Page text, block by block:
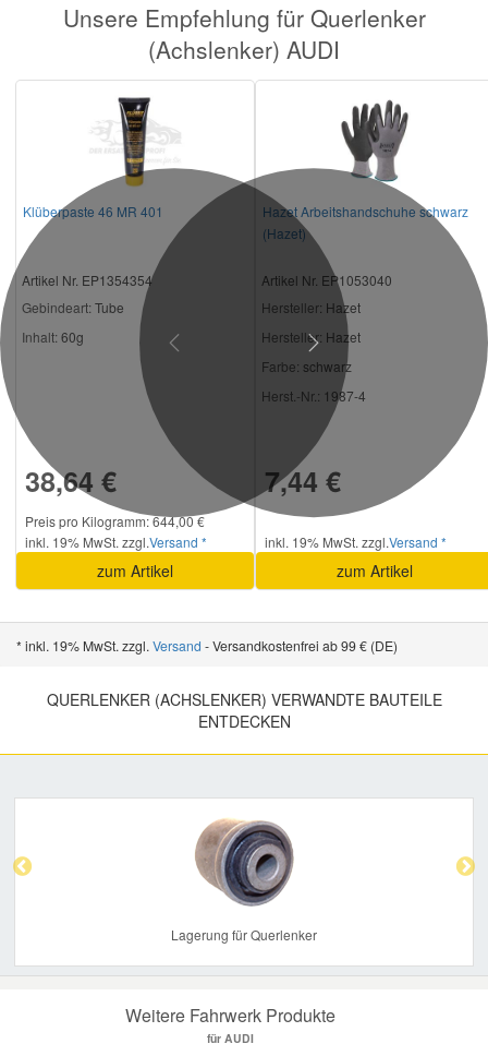
Unsere Empfehlung für Querlenker
(Achslenker) AUDI
Klüberpaste 46 MR 401
Artikel Nr. EP1354354
Gebindeart: Tube
Inhalt: 60g
38,64 €
Preis pro Kilogramm: 644,00 €
inkl. 19% MwSt. zzgl.Versand *
zum Artikel
Hazet Arbeitshandschuhe schwarz
(Hazet)
Artikel Nr. EP1053040
Hersteller: Hazet
Hersteller: Hazet
Farbe: schwarz
Herst.-Nr.: 1987-4
7,44 €
inkl. 19% MwSt. zzgl.Versand *
zum Artikel
Previous Next
* inkl. 19% MwSt. zzgl. Versand - Versandkostenfrei ab 99 € (DE)
QUERLENKER (ACHSLENKER) VERWANDTE BAUTEILE
ENTDECKEN
Lagerung für Querlenker
Weitere Fahrwerk Produkte
für AUDI